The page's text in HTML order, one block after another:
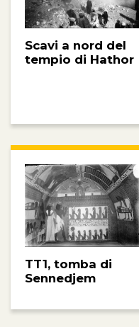
Scavi a nord del
tempio di Hathor
TT1, tomba di
Sennedjem